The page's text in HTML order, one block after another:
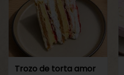
Trozo de torta amor